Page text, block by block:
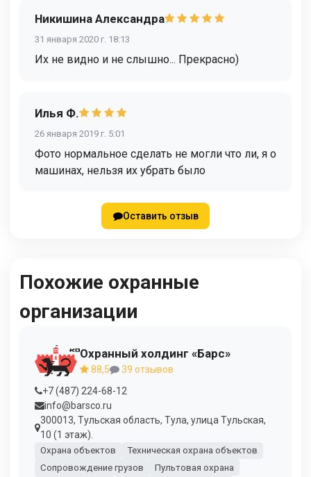
Никишина Александра
31 января 2020 г. 18:13
Их не видно и не слышно... Прекрасно)
Илья Ф.
26 января 2019 г. 5:01
Фото нормальное сделать не могли что ли, я о
машинах, нельзя их убрать было
Оставить отзыв
Похожие охранные
организации
Охранный холдинг «Барс»
88,5
39 отзывов
+7 (487) 224-68-12
info@barsco.ru
300013, Тульская область, Тула, улица Тульская,
10 (1 этаж).
Охрана объектов
Техническая охрана объектов
Сопровождение грузов
Пультовая охрана